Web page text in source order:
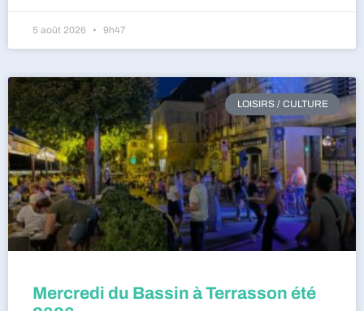
5 août 2026 9h47
LOISIRS / CULTURE
Mercredi du Bassin à Terrasson été